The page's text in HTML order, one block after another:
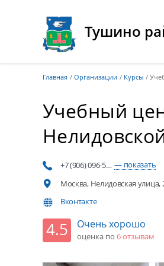
Тушино
Главная Организации Курсы
Учебный
+7 (906) 096-5… — показать
Москва, Нелидовская улица,
Вконтакте
4.5 Очень хорошо
оценка по 6 отзывaм